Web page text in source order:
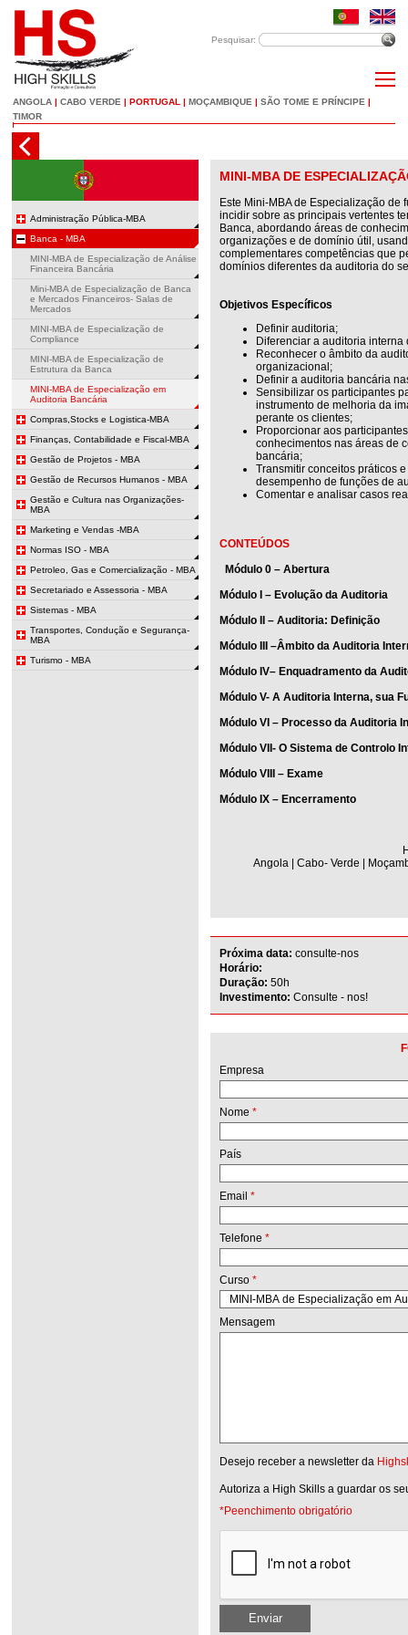
Pesquisar:
ANGOLA | CABO VERDE | PORTUGAL | MOÇAMBIQUE | SÃO TOME E PRÍNCIPE |
TIMOR
Administração Pública-MBA
Banca - MBA
MINI-MBA de Especialização de Análise
Financeira Bancária
Mini-MBA de Especialização de Banca
e Mercados Financeiros- Salas de
Mercados
MINI-MBA de Especialização de
Compliance
MINI-MBA de Especialização de
Estrutura da Banca
MINI-MBA de Especialização em
Auditoria Bancária
Compras,Stocks e Logistica-MBA
Finanças, Contabilidade e Fiscal-MBA
Gestão de Projetos - MBA
Gestão de Recursos Humanos - MBA
Gestão e Cultura nas Organizações-
MBA
Marketing e Vendas -MBA
Normas ISO - MBA
Petroleo, Gas e Comercialização - MBA
Secretariado e Assessoria - MBA
Sistemas - MBA
Transportes, Condução e Segurança-
MBA
Turismo - MBA
MINI-MBA DE
Este Mini-MBA de Especialização
incidir sobre as principais vertentes
Banca, abordando áreas de
organizações e de domínio útil,
complementares competências que
domínios diferentes da auditoria do
Objetivos Específicos
Definir auditoria;
Diferenciar a auditoria interna
Reconhecer o âmbito da
organizacional;
Definir a auditoria bancária
Sensibilizar os participantes
instrumento de melhoria da
perante os clientes;
Proporcionar aos
conhecimentos nas áreas de
bancária;
Transmitir conceitos práticos
desempenho de funções de
Comentar e analisar casos
CONTEÚDOS
Módulo 0 – Abertura
Módulo I – Evolução da Auditoria
Módulo II – Auditoria: Definição
Módulo III –Âmbito da Auditoria
Módulo IV– Enquadramento da
Módulo V- A Auditoria Interna, sua
Módulo VI – Processo da Auditoria
Módulo VII- O Sistema de Controlo
Módulo VIII – Exame
Módulo IX – Encerramento
Angola | Cabo- Verde |
Próxima data: consulte-nos
Horário:
Duração: 50h
Investimento: Consulte - nos!
Empresa
Nome *
País
Email *
Telefone *
Curso *
Mensagem
Desejo receber a newsletter da
Autoriza a High Skills a guardar os
*Peenchimento obrigatório
Enviar